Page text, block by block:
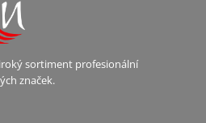
sortiment profesionální
značek.